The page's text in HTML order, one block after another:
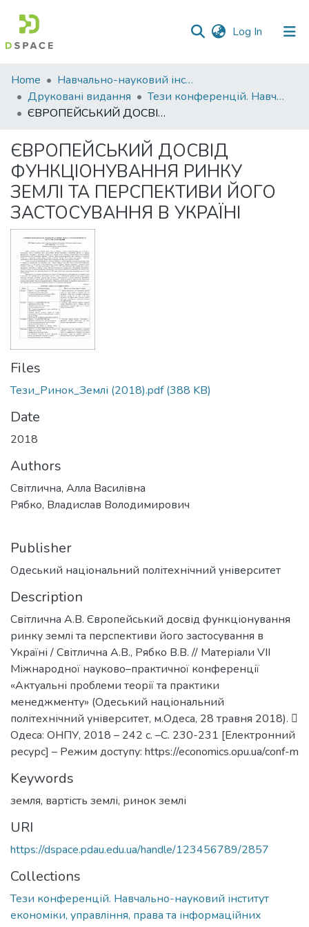
Log In (current)
Communities
&
Collections
Statistics
Home
Навчально-науковий інститут економіки, управління, права та інформаційних технологій
Друковані видання
Тези конференцій. Навчально-науковий інститут економіки, управління, права та інформаційних технологій
ЄВРОПЕЙСЬКИЙ ДОСВІД ФУНКЦІОНУВАННЯ РИНКУ ЗЕМЛІ ТА ПЕРСПЕКТИВИ ЙОГО ЗАСТОСУВАННЯ В УКРАЇНІ
ЄВРОПЕЙСЬКИЙ ДОСВІД
ФУНКЦІОНУВАННЯ РИНКУ
ЗЕМЛІ ТА ПЕРСПЕКТИВИ ЙОГО
ЗАСТОСУВАННЯ В УКРАЇНІ
Files
Тези_Ринок_Землі (2018).pdf(388 KB)
Date
2018
Authors
Світлична, Алла Василівна
Рябко, Владислав Володимирович
Publisher
Одеський національний політехнічний університет
Description
Світлична А.В. Європейський досвід функціонування
ринку землі та перспективи його застосування в
Україні / Світлична А.В., Рябко В.В. // Матеріали VІІ
Міжнародної науково–практичної конференції
«Актуальні проблеми теорії та практики
менеджменту» (Одеський національний
політехнічний університет, м.Одеса, 28 травня 2018). 
Одеса: ОНПУ, 2018 – 242 с. –С. 230-231 [Електронний
ресурс] – Режим доступу: https://economics.opu.ua/conf-m
Keywords
земля, вартість землі, ринок землі
URI
https://dspace.pdau.edu.ua/handle/123456789/2857
Collections
Тези конференцій. Навчально-науковий інститут
економіки, управління, права та інформаційних